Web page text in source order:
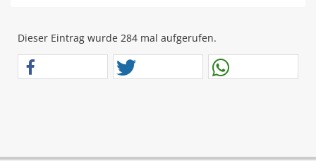
Dieser Eintrag wurde 284 mal aufgerufen.